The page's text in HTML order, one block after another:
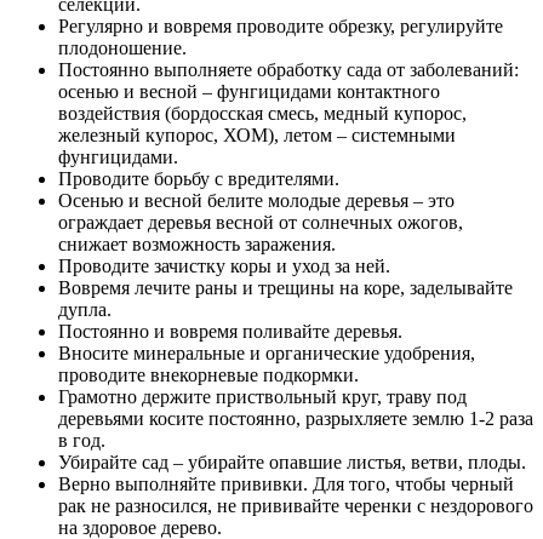
Регулярно и вовремя проводите обрезку, регулируйте
плодоношение.
Постоянно выполняете обработку сада от заболеваний:
осенью и весной – фунгицидами контактного
воздействия (бордосская смесь, медный купорос,
железный купорос, ХОМ), летом – системными
фунгицидами.
Проводите борьбу с вредителями.
Осенью и весной белите молодые деревья – это
ограждает деревья весной от солнечных ожогов,
снижает возможность заражения.
Проводите зачистку коры и уход за ней.
Вовремя лечите раны и трещины на коре, заделывайте
дупла.
Постоянно и вовремя поливайте деревья.
Вносите минеральные и органические удобрения,
проводите внекорневые подкормки.
Грамотно держите приствольный круг, траву под
деревьями косите постоянно, разрыхляете землю 1-2 раза
в год.
Убирайте сад – убирайте опавшие листья, ветви, плоды.
Верно выполняйте прививки. Для того, чтобы черный
рак не разносился, не прививайте черенки с нездорового
на здоровое дерево.